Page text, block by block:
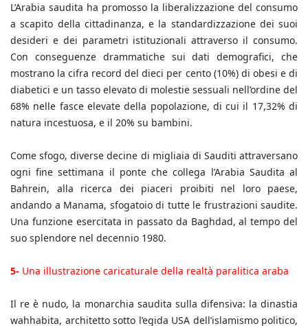
L’Arabia saudita ha promosso la liberalizzazione del consumo
a scapito della cittadinanza, e la standardizzazione dei suoi
desideri e dei parametri istituzionali attraverso il consumo.
Con conseguenze drammatiche sui dati demografici, che
mostrano la cifra record del dieci per cento (10%) di obesi e di
diabetici e un tasso elevato di molestie sessuali nell’ordine del
68% nelle fasce elevate della popolazione, di cui il 17,32% di
natura incestuosa, e il 20% su bambini.
Come sfogo, diverse decine di migliaia di Sauditi attraversano
ogni fine settimana il ponte che collega l’Arabia Saudita al
Bahrein, alla ricerca dei piaceri proibiti nel loro paese,
andando a Manama, sfogatoio di tutte le frustrazioni saudite.
Una funzione esercitata in passato da Baghdad, al tempo del
suo splendore nel decennio 1980.
5- Una illustrazione caricaturale della realtà paralitica araba
Il re è nudo, la monarchia saudita sulla difensiva: la dinastia
wahhabita, architetto sotto l’egida USA dell’islamismo politico,